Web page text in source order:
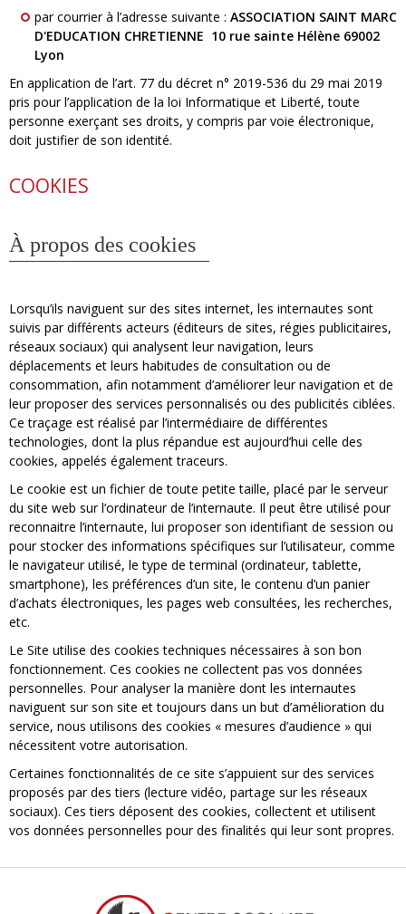
par courrier à l’adresse suivante : ASSOCIATION SAINT MARC
D'EDUCATION CHRETIENNE 10 rue sainte Hélène 69002
Lyon
En application de l’art. 77 du décret n° 2019-536 du 29 mai 2019
pris pour l’application de la loi Informatique et Liberté, toute
personne exerçant ses droits, y compris par voie électronique,
doit justifier de son identité.
COOKIES
À propos des cookies
Lorsqu’ils naviguent sur des sites internet, les internautes sont
suivis par différents acteurs (éditeurs de sites, régies publicitaires,
réseaux sociaux) qui analysent leur navigation, leurs
déplacements et leurs habitudes de consultation ou de
consommation, afin notamment d’améliorer leur navigation et de
leur proposer des services personnalisés ou des publicités ciblées.
Ce traçage est réalisé par l’intermédiaire de différentes
technologies, dont la plus répandue est aujourd’hui celle des
cookies, appelés également traceurs.
Le cookie est un fichier de toute petite taille, placé par le serveur
du site web sur l’ordinateur de l’internaute. Il peut être utilisé pour
reconnaitre l’internaute, lui proposer son identifiant de session ou
pour stocker des informations spécifiques sur l’utilisateur, comme
le navigateur utilisé, le type de terminal (ordinateur, tablette,
smartphone), les préférences d’un site, le contenu d’un panier
d’achats électroniques, les pages web consultées, les recherches,
etc.
Le Site utilise des cookies techniques nécessaires à son bon
fonctionnement. Ces cookies ne collectent pas vos données
personnelles. Pour analyser la manière dont les internautes
naviguent sur son site et toujours dans un but d’amélioration du
service, nous utilisons des cookies « mesures d’audience » qui
nécessitent votre autorisation.
Certaines fonctionnalités de ce site s’appuient sur des services
proposés par des tiers (lecture vidéo, partage sur les réseaux
sociaux). Ces tiers déposent des cookies, collectent et utilisent
vos données personnelles pour des finalités qui leur sont propres.